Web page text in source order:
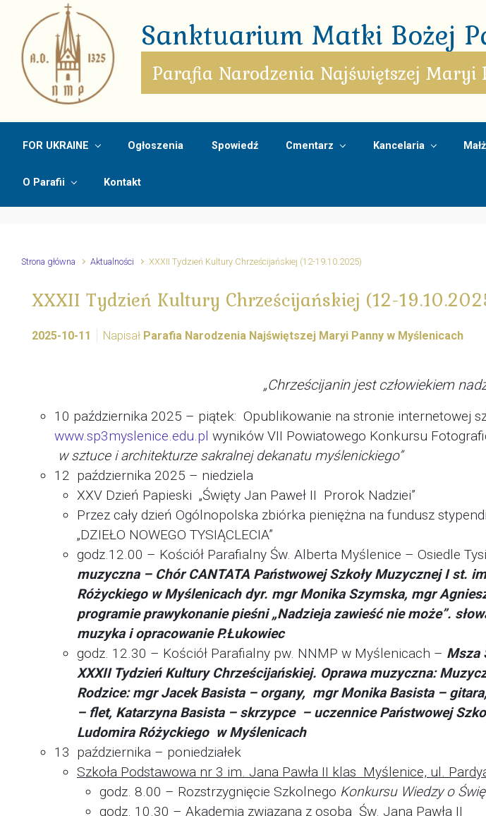
Skip to main content
Sanktuarium Matki Bożej
Parafia Narodzenia Najświętszej
FOR UKRAINE Ogłoszenia Spowiedź Cmentarz Kancelaria
O Parafii Kontakt
Strona główna Aktualności XXXII Tydzień Kultury Chrześcijańskiej (12-19.10.2025)
XXXII Tydzień Kultury Chrześcijańskiej (12-
2025-10-11 Napisał Parafia Narodzenia Najświętszej Maryi Panny w Myślenicach
„Chrześcijanin jest człowiekiem
10 października 2025 – piątek: Opublikowanie na stronie internetowej
www.sp3myslenice.edu.pl wyników VII Powiatowego Konkursu
w sztuce i architekturze sakralnej dekanatu myślenickiego”
12 października 2025 – niedziela
XXV Dzień Papieski „Święty Jan Paweł II Prorok Nadziei”
Przez cały dzień Ogólnopolska zbiórka pieniężna na fundusz
„DZIEŁO NOWEGO TYSIĄCLECIA”
godz.12.00 – Kościół Parafialny Św. Alberta Myślenice – Osiedle
muzyczna – Chór CANTATA Państwowej Szkoły Muzycznej I st.
Różyckiego w Myślenicach dyr. mgr Monika Szymska, mgr
programie prawykonanie pieśni „Nadzieja zawieść nie może”.
muzyka i opracowanie P.Łukowiec
godz. 12.30 – Kościół Parafialny pw. NNMP w Myślenicach – Msza
XXXII Tydzień Kultury Chrześcijańskiej. Oprawa muzyczna:
Rodzice: mgr Jacek Basista – organy, mgr Monika Basista – gitara,
– flet, Katarzyna Basista – skrzypce – uczennice Państwowej
Ludomira Różyckiego w Myślenicach
13 października – poniedziałek
Szkoła Podstawowa nr 3 im. Jana Pawła II klas Myślenice, ul.
godz. 8.00 – Rozstrzygnięcie Szkolnego Konkursu Wiedzy o
godz. 10.30 – Akademia związana z osobą Św. Jana Pawła II